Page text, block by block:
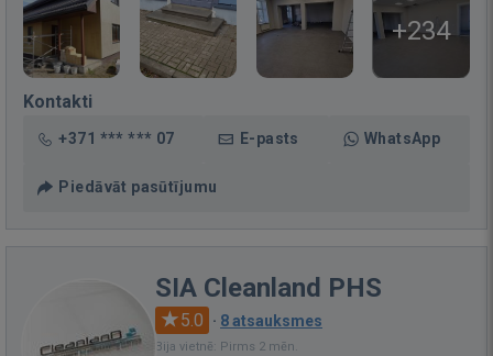
+234
Kontakti
+371 *** *** 07 E-pasts WhatsApp
Piedāvāt pasūtījumu
SIA Cleanland PHS
5.0 · 8 atsauksmes
Bija vietnē: Pirms 2 mēn.